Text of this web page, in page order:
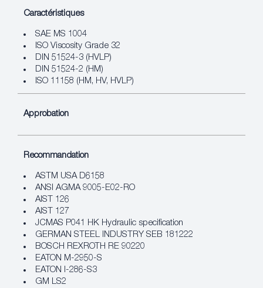
Caractéristiques
SAE MS 1004
ISO Viscosity Grade 32
DIN 51524-3 (HVLP)
DIN 51524-2 (HM)
ISO 11158 (HM, HV, HVLP)
Approbation
Recommandation
ASTM USA D6158
ANSI AGMA 9005-E02-RO
AIST 126
AIST 127
JCMAS P041 HK Hydraulic specification
GERMAN STEEL INDUSTRY SEB 181222
BOSCH REXROTH RE 90220
EATON M-2950-S
EATON I-286-S3
GM LS2